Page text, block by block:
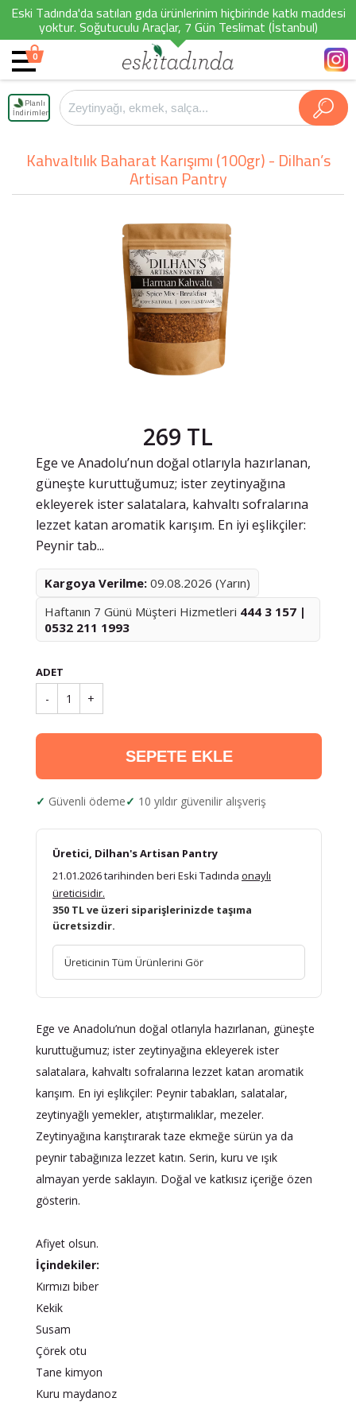
Eski Tadında'da satılan gıda ürünlerinim hiçbirinde katkı maddesi
yoktur. Soğutuculu Araçlar, 7 Gün Teslimat (İstanbul)
0
Planlı
İndirimler
Kahvaltılık Baharat Karışımı (100gr) - Dilhan’s
Artisan Pantry
269 TL
Ege ve Anadolu’nun doğal otlarıyla hazırlanan,
güneşte kuruttuğumuz; ister zeytinyağına
ekleyerek ister salatalara, kahvaltı sofralarına
lezzet katan aromatik karışım. En iyi eşlikçiler:
Peynir tab...
Kargoya Verilme: 09.08.2026 (Yarın)
Haftanın 7 Günü Müşteri Hizmetleri 444 3 157 |
0532 211 1993
ADET
- 1 +
SEPETE EKLE
Güvenli ödeme 10 yıldır güvenilir alışveriş
Üretici, Dilhan's Artisan Pantry
21.01.2026 tarihinden beri Eski Tadında onaylı
üreticisidir.
350 TL ve üzeri siparişlerinizde taşıma
ücretsizdir.
Üreticinin Tüm Ürünlerini Gör
Ege ve Anadolu’nun doğal otlarıyla hazırlanan, güneşte
kuruttuğumuz; ister zeytinyağına ekleyerek ister
salatalara, kahvaltı sofralarına lezzet katan aromatik
karışım. En iyi eşlikçiler: Peynir tabakları, salatalar,
zeytinyağlı yemekler, atıştırmalıklar, mezeler.
Zeytinyağına karıştırarak taze ekmeğe sürün ya da
peynir tabağınıza lezzet katın. Serin, kuru ve ışık
almayan yerde saklayın. Doğal ve katkısız içeriğe özen
gösterin.
Afiyet olsun.
İçindekiler:
Kırmızı biber
Kekik
Susam
Çörek otu
Tane kimyon
Kuru maydanoz